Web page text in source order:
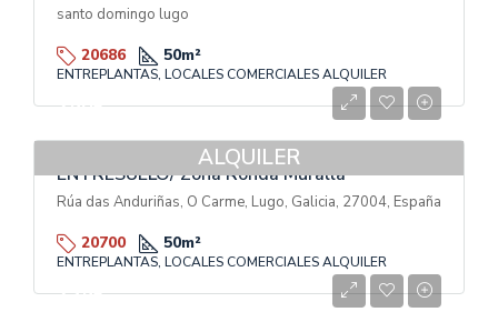
santo domingo lugo
20686 50m²
ENTREPLANTAS, LOCALES COMERCIALES ALQUILER
ALQUILER
250€
ENTRESUELO/ Zona Ronda Muralla
Rúa das Anduriñas, O Carme, Lugo, Galicia, 27004, España
20700 50m²
ENTREPLANTAS, LOCALES COMERCIALES ALQUILER
235€